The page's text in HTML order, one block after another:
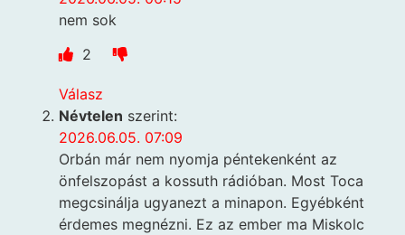
nem sok
2
Válasz
Névtelen szerint:
2026.06.05. 07:09
Orbán már nem nyomja péntekenként az
önfelszopást a kossuth rádióban. Most Toca
megcsinálja ugyanezt a minapon. Egyébként
érdemes megnézni. Ez az ember ma Miskolc